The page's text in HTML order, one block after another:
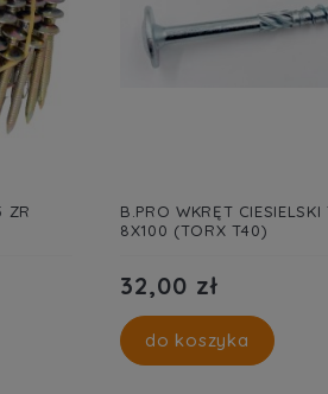
ZR
B.PRO WKRĘT CIESIELSKI
8X100 (TORX T40)
32,00 zł
do koszyka